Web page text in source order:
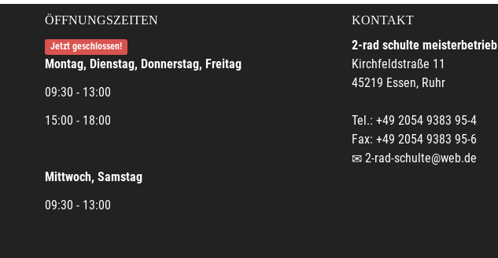
ÖFFNUNGSZEITEN
Jetzt geschlossen!
Montag, Dienstag, Donnerstag, Freitag
09:30 - 13:00
15:00 - 18:00
Mittwoch, Samstag
09:30 - 13:00
KONTAKT
2-rad schulte meisterbetrieb
Kirchfeldstraße 11
45219 Essen, Ruhr
Tel.: +49 2054 9383 95-4
Fax: +49 2054 9383 95-6
2-rad-schulte@web.de